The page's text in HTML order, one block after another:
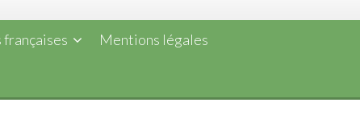
françaises Mentions légales